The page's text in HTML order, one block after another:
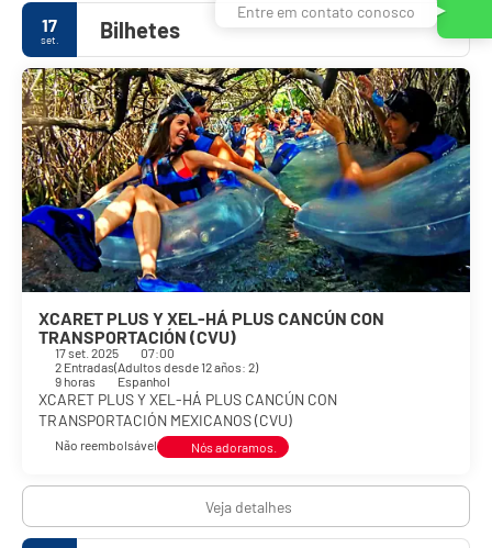
17
set. Bilhetes
XCARET PLUS Y XEL-HÁ PLUS CANCÚN CON
TRANSPORTACIÓN (CVU)
17 set. 2025
07:00
2 Entradas(Adultos desde 12 años: 2)
9 horas
Espanhol
XCARET PLUS Y XEL-HÁ PLUS CANCÚN CON
TRANSPORTACIÓN MEXICANOS (CVU)
Não reembolsável Nós adoramos.
Veja detalhes
Entre em contato conosco